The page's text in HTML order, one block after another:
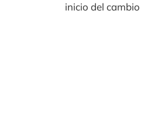
inicio del